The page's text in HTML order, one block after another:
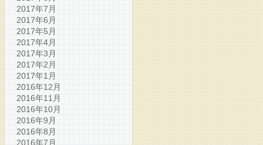
2017年7月
2017年6月
2017年5月
2017年4月
2017年3月
2017年2月
2017年1月
2016年12月
2016年11月
2016年10月
2016年9月
2016年8月
2016年7月